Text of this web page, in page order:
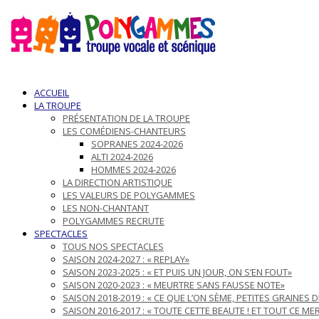
ACCUEIL
LA TROUPE
PRÉSENTATION DE LA TROUPE
LES COMÉDIENS-CHANTEURS
SOPRANES 2024-2026
ALTI 2024-2026
HOMMES 2024-2026
LA DIRECTION ARTISTIQUE
LES VALEURS DE POLYGAMMES
LES NON-CHANTANT
POLYGAMMES RECRUTE
SPECTACLES
TOUS NOS SPECTACLES
SAISON 2024-2027 : « REPLAY»
SAISON 2023-2025 : « ET PUIS UN JOUR, ON S’EN FOUT»
SAISON 2020-2023 : « MEURTRE SANS FAUSSE NOTE»
SAISON 2018-2019 : « CE QUE L’ON SÈME, PETITES GRAINES
SAISON 2016-2017 : « TOUTE CETTE BEAUTE ! ET TOUT CE